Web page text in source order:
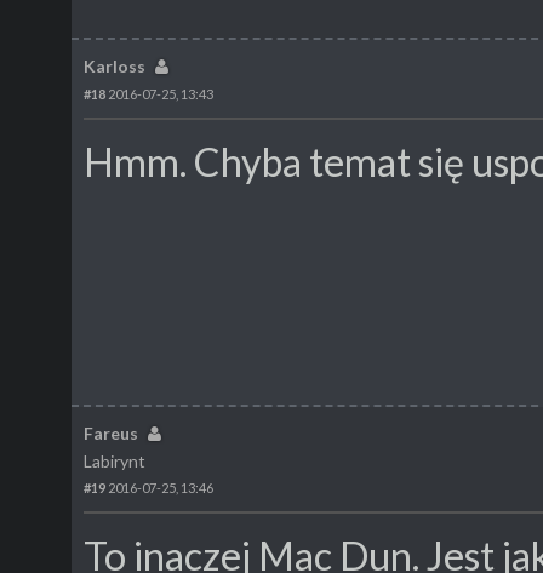
Karloss
#18 2016-07-25, 13:43
Hmm. Chyba temat się
Fareus
Labirynt
#19 2016-07-25, 13:46
To inaczej Mac Dun. Jest